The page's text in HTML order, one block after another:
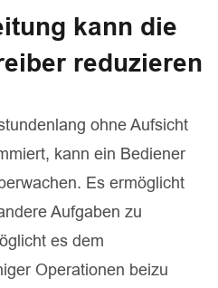
kann die
reduzieren
ohne Aufsicht
kann ein Bediener
Es ermöglicht
Aufgaben zu
es dem
Operationen beizu